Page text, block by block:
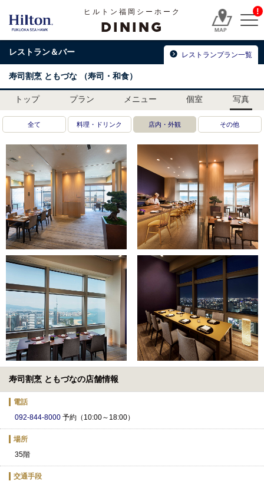
ヒルトン福岡シーホーク
DINING
!
レストラン＆バー レストランプラン一覧
寿司割烹 ともづな （寿司・和食）
トップ プラン メニュー 個室 写真
全て 料理・ドリンク 店内・外観 その他
寿司割烹 ともづなの店舗情報
電話
092-844-8000 予約（10:00～18:00）
場所
35階
交通手段